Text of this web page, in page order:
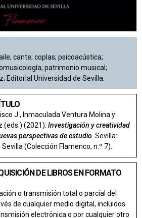
cante; coplas; psicoacústica;
patrimonio musical;
Editorial Universidad de Sevilla.
J., Inmaculada Ventura Molina y
(eds.) (2021): Investigación y creatividad
perspectivas de estudio. Sevilla:
(Colección Flamenco, n.º 7).
DE LIBROS EN FORMATO
o transmisión total o parcial del
de cualquier medio digital, incluidos
electrónica o por cualquier otro